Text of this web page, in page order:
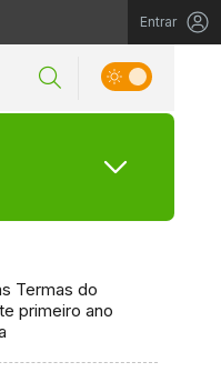
Entrar
Termas do
primeiro ano